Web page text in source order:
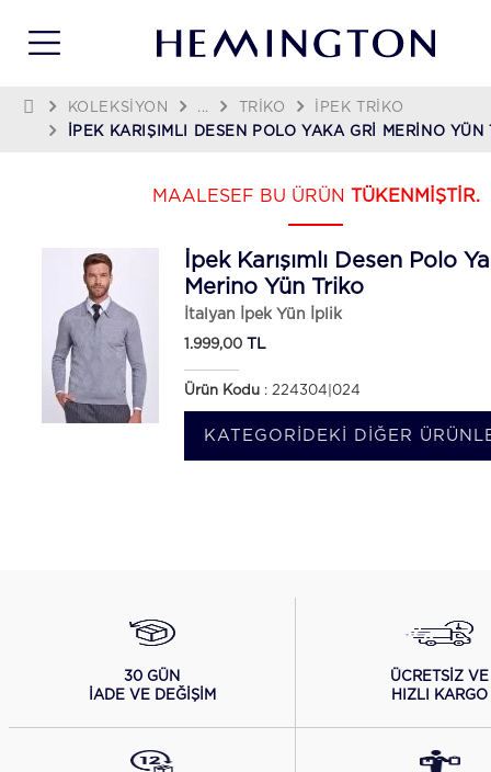
KOLEKSIYON ... TRIKO
İPEK TRIKO
İPEK KARIŞIMLI DESEN POLO YAKA GRI MERINO YÜN
MAALESEF BU ÜRÜN TÜKENMİŞTİR.
İpek Karışımlı Desen Polo
Merino Yün Triko
İtalyan İpek Yün İplik
1.999,00 TL
Ürün Kodu : 224304|024
KATEGORIDEKI DIĞER
30 GÜN
İADE VE DEĞİŞİM
ÜCRETSİZ VE
HIZLI KARGO